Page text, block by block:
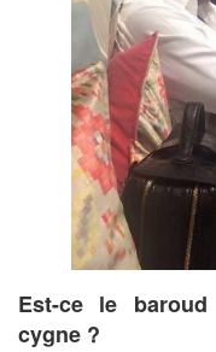
Est-ce le
cygne ?